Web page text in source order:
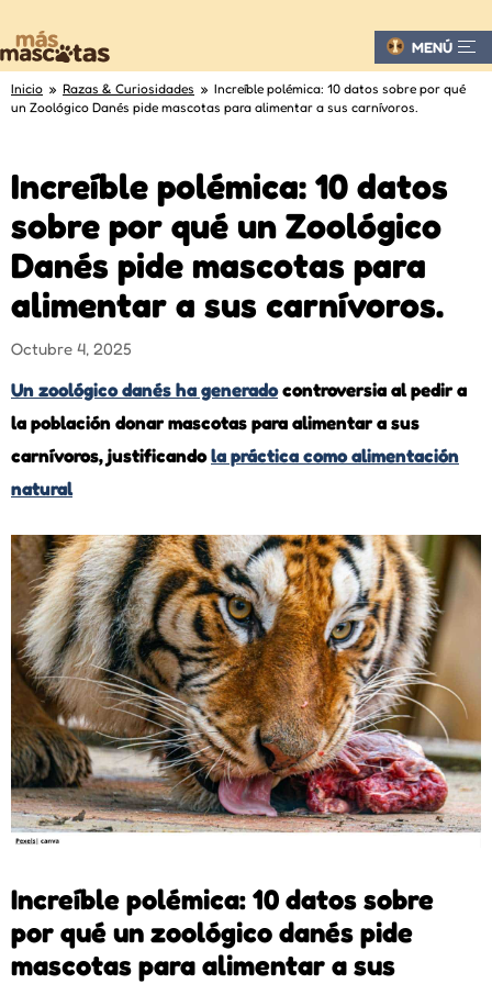
MENÚ
Inicio » Razas & Curiosidades » Increíble polémica: 10 datos sobre por qué
un Zoológico Danés pide mascotas para alimentar a sus carnívoros.
Increíble polémica: 10 datos
sobre por qué un Zoológico
Danés pide mascotas para
alimentar a sus carnívoros.
Octubre 4, 2025
Un zoológico danés ha generadocontroversia al pedir a
la población donar mascotas para alimentar a sus
carnívoros, justificandola práctica como alimentación
natural
Increíble polémica: 10 datos sobre
por qué un zoológico danés pide
mascotas para alimentar a sus